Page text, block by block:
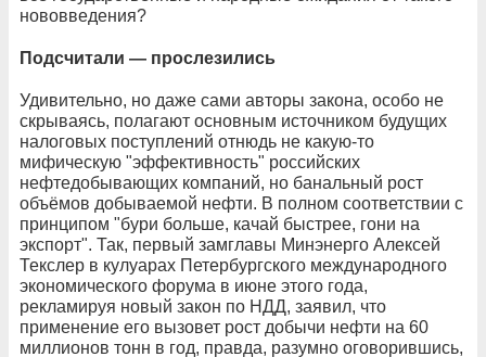
нововведения?
Подсчитали — прослезились
Удивительно, но даже сами авторы закона, особо не
скрываясь, полагают основным источником будущих
налоговых поступлений отнюдь не какую-то
мифическую "эффективность" российских
нефтедобывающих компаний, но банальный рост
объёмов добываемой нефти. В полном соответствии с
принципом "бури больше, качай быстрее, гони на
экспорт". Так, первый замглавы Минэнерго Алексей
Текслер в кулуарах Петербургского международного
экономического форума в июне этого года,
рекламируя новый закон по НДД, заявил, что
применение его вызовет рост добычи нефти на 60
миллионов тонн в год, правда, разумно оговорившись,